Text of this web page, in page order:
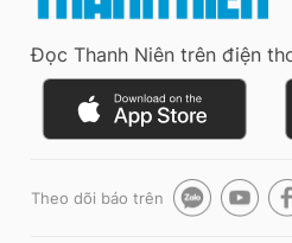
Đọc Thanh Niên trên điện
Theo dõi báo trên